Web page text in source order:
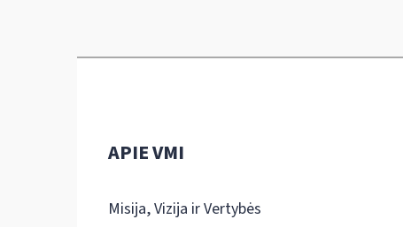
APIE VMI
Misija, Vizija ir Vertybės